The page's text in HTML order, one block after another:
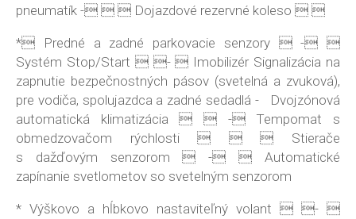
pneumatík -   Dojazdové rezervné koleso  
* Predné a zadné parkovacie senzory  - 
Systém Stop/Start  -  Imobilizér Signalizácia na
zapnutie bezpečnostných pásov (svetelná a zvuková),
pre vodiča, spolujazdca a zadné sedadlá - Dvojzónová
automatická klimatizácia   - Tempomat s
obmedzovačom rýchlosti    Stierače
s dažďovým senzorom  -  Automatické
zapínanie svetlometov so svetelným senzorom
* Výškovo a hĺbkovo nastaviteľný volant  - 